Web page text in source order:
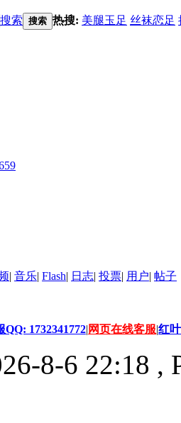
搜索 搜索 热搜: 美腿玉足 丝袜恋足
| 音乐| Flash| 日志| 投票| 用户| 帖子
QQ: 1732341772| 网页在线客服|红
8-6 22:18 ,